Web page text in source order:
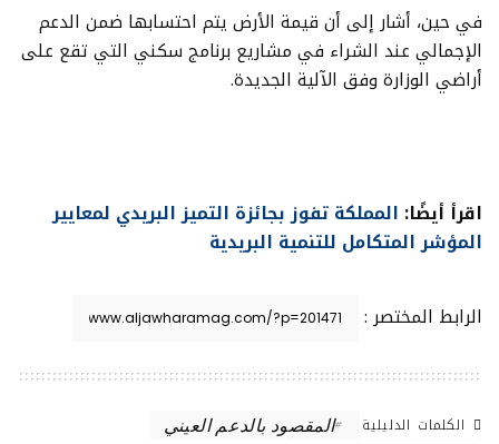
في حين، أشار إلى أن قيمة الأرض يتم احتسابها ضمن الدعم
الإجمالي عند الشراء في مشاريع برنامج سكني التي تقع على
أراضي الوزارة وفق الآلية الجديدة.
اقرأ أيضًا: المملكة تفوز بجائزة التميز البريدي لمعايير
المؤشر المتكامل للتنمية البريدية
الرابط المختصر :
الكلمات الدليلية
المقصود بالدعم العيني